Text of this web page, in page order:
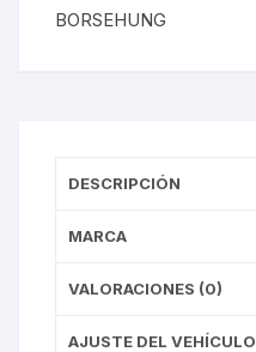
cantidad
BORSEHUNG
DESCRIPCIÓN
MARCA
VALORACIONES (0)
AJUSTE DEL VEHÍCULO